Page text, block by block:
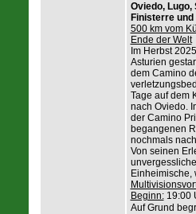
Oviedo, Lugo,
Finisterre und
500 km vom
Ende der Welt
Im Herbst
Asturien
dem Camino
Tage auf dem
nach Oviedo.
der Camino
begangenen
nochmals
Von seinen
Einheimische,
Beginn:19:00
Auf Grund